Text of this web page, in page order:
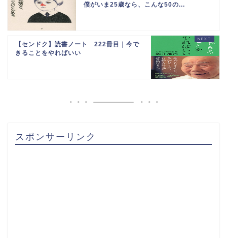
僕がいま25歳なら、こんな50の...
【センドク】読書ノート 222冊目｜今で
きることをやればいい
スポンサーリンク